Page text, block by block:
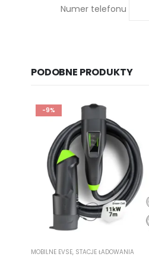
Numer telefonu
PODOBNE PRODUKTY
STACJE ŁADOWANIA,STACJE ŁADOWANIA DC